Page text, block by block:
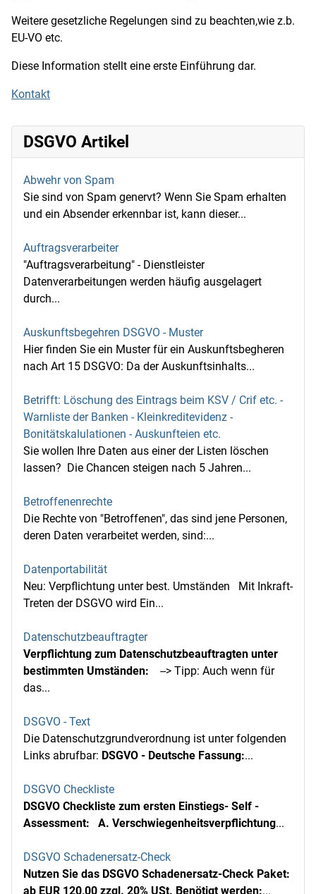
Weitere gesetzliche Regelungen sind zu beachten,wie z.b.
EU-VO etc.
Diese Information stellt eine erste Einführung dar.
Kontakt
DSGVO Artikel
Abwehr von Spam
Sie sind von Spam genervt? Wenn Sie Spam erhalten
und ein Absender erkennbar ist, kann dieser...
Auftragsverarbeiter
"Auftragsverarbeitung" - Dienstleister
Datenverarbeitungen werden häufig ausgelagert
durch...
Auskunftsbegehren DSGVO - Muster
Hier finden Sie ein Muster für ein Auskunftsbegheren
nach Art 15 DSGVO: Da der Auskunftsinhalts...
Betrifft: Löschung des Eintrags beim KSV / Crif etc. -
Warnliste der Banken - Kleinkreditevidenz -
Bonitätskalulationen - Auskunfteien etc.
Sie wollen Ihre Daten aus einer der Listen löschen
lassen? Die Chancen steigen nach 5 Jahren...
Betroffenenrechte
Die Rechte von "Betroffenen", das sind jene Personen,
deren Daten verarbeitet werden, sind:...
Datenportabilität
Neu: Verpflichtung unter best. Umständen Mit Inkraft-
Treten der DSGVO wird Ein...
Datenschutzbeauftragter
Verpflichtung zum Datenschutzbeauftragten unter
bestimmten Umständen: --> Tipp: Auch wenn für
das...
DSGVO - Text
Die Datenschutzgrundverordnung ist unter folgenden
Links abrufbar: DSGVO - Deutsche Fassung:...
DSGVO Checkliste
DSGVO Checkliste zum ersten Einstiegs- Self -
Assessment:
A. Verschwiegenheitsverpflichtung...
DSGVO Schadenersatz-Check
Nutzen Sie das DSGVO Schadenersatz-Check Paket:
ab EUR 120,00 zzgl. 20% USt. Benötigt werden:...